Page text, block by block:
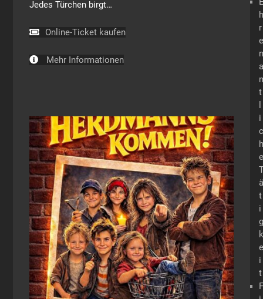
Jedes Türchen birgt…
Online-Ticket kaufen
Mehr Informationen
h
r
e
n
a
t
i
c
h
e
ä
t
i
g
k
e
i
t
F